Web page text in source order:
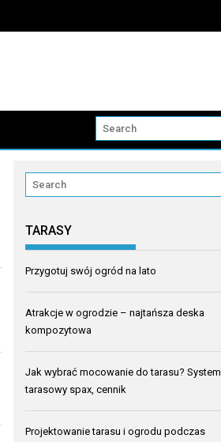
TARASY
Przygotuj swój ogród na lato
Atrakcje w ogrodzie – najtańsza deska
kompozytowa
Jak wybrać mocowanie do tarasu? System
tarasowy spax, cennik
Projektowanie tarasu i ogrodu podczas